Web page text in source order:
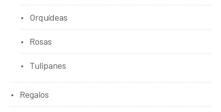
Orquídeas
Rosas
Tulipanes
Regalos